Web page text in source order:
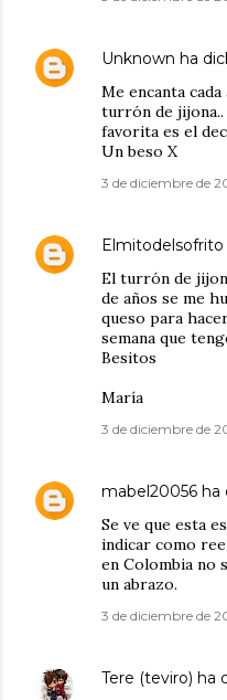
Unknown ha
Me encanta
turrón de
favorita es el
Un beso X
3 de diciembre de
Elmitodelsofrito
El turrón de
de años se me
queso para
semana que
Besitos
María
3 de diciembre de
mabel20056 ha
Se ve que esta
indicar como
en Colombia no
un abrazo.
3 de diciembre de
Tere (teviro) ha